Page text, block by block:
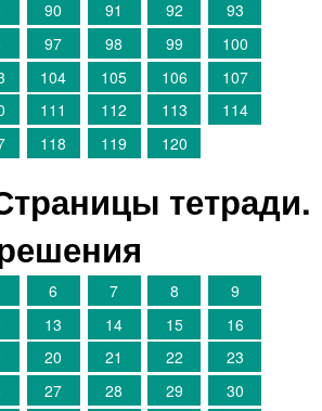
90 91 92
93
97 98 99
100
104 105 106
107
111 112 113
114
118 119 120
тетради.
6 7 8
9
13 14 15
16
20 21 22
23
27 28 29
30